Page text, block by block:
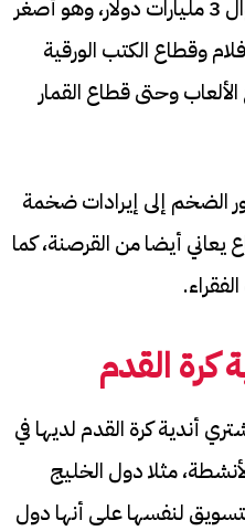
قيمته السوقية في أفضل الأحوال 3 مليارات دولار، وهو أصغر
وقطاع الكتب الورقية
الألعاب وحتى قطاع القمار
الضخم إلى إيرادات ضخمة
أيضا من القرصنة، كما
كرة القدم
أندية كرة القدم لديها في
مثلا دول الخليج
لنفسها على أنها دول